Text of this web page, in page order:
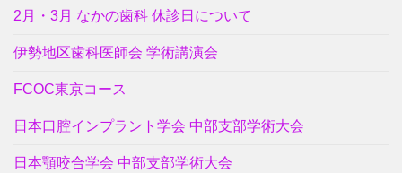
2月・3月 なかの歯科 休診日について
伊勢地区歯科医師会 学術講演会
FCOC東京コース
日本口腔インプラント学会 中部支部学術大会
日本顎咬合学会 中部支部学術大会